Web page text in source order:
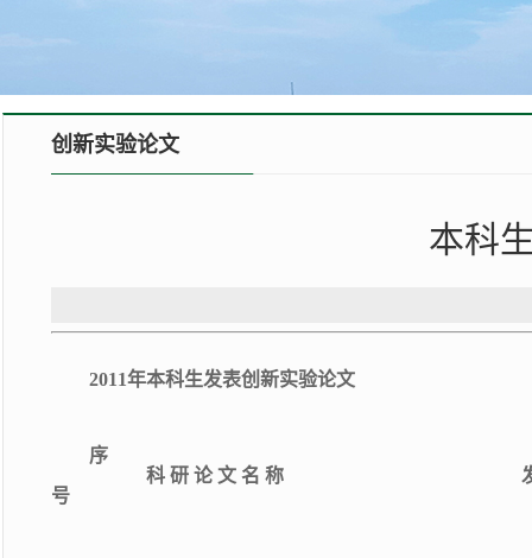
创新实验论文
本科
2011年本科生发表创新实验论文
序
号
科 研 论 文 名 称